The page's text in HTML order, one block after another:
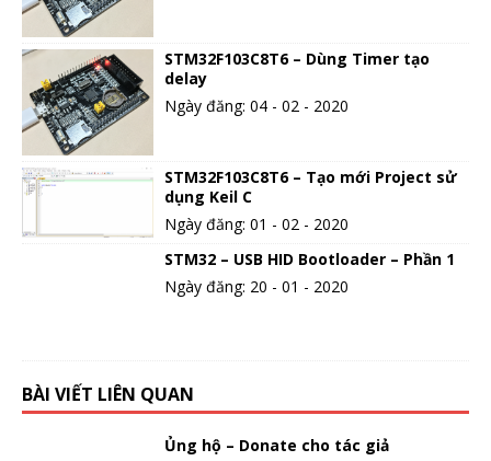
STM32F103C8T6 – Dùng Timer tạo
delay
Ngày đăng: 04 - 02 - 2020
STM32F103C8T6 – Tạo mới Project sử
dụng Keil C
Ngày đăng: 01 - 02 - 2020
STM32 – USB HID Bootloader – Phần 1
Ngày đăng: 20 - 01 - 2020
BÀI VIẾT LIÊN QUAN
Ủng hộ – Donate cho tác giả